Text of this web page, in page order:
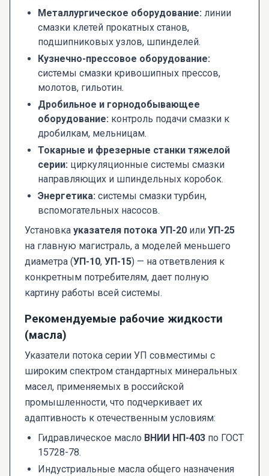
Металлургическое оборудование: линии
смазки клетей прокатных станов,
подшипниковых узлов, шпинделей.
Кузнечно-прессовое оборудование:
системы смазки кривошипных прессов,
молотов, гильотин.
Дробильное и горнодобывающее
оборудование: контроль подачи смазки к
дробилкам, мельницам.
Токарные и фрезерные станки тяжелой
серии: циркуляционные системы смазки
направляющих и шпиндельных коробок.
Энергетика: системы смазки турбин,
вспомогательных насосов.
Установка указателя потока УП-20 или УП-25
на главную магистраль, а моделей меньшего
диаметра (УП-10, УП-15) — на ответвления к
конкретным потребителям, дает полную
картину работы всей системы.
Рекомендуемые рабочие жидкости
(масла)
Указатели потока серии УП совместимы с
широким спектром стандартных минеральных
масел, применяемых в российской
промышленности, что подчеркивает их
адаптивность к отечественным условиям:
Гидравлическое масло ВНИИ НП-403 по ГОСТ
15728-78.
Индустриальные масла общего назначения